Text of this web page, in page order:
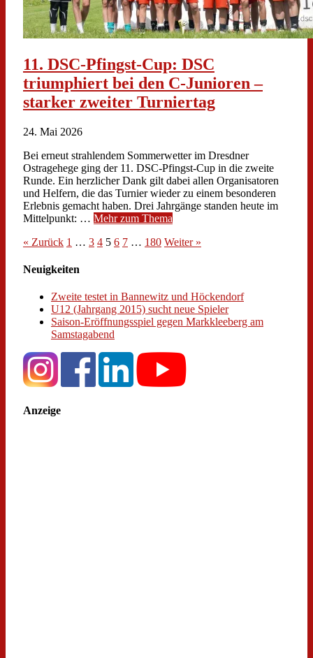
11. DSC-Pfingst-Cup: DSC
triumphiert bei den C-Junioren –
starker zweiter Turniertag
24. Mai 2026
Bei erneut strahlendem Sommerwetter im Dresdner
Ostragehege ging der 11. DSC-Pfingst-Cup in die zweite
Runde. Ein herzlicher Dank gilt dabei allen Organisatoren
und Helfern, die das Turnier wieder zu einem besonderen
Erlebnis gemacht haben. Drei Jahrgänge standen heute im
Mittelpunkt: … Mehr zum Thema
« Zurück 1 … 3 4 5 6 7 … 180 Weiter »
Neuigkeiten
Zweite testet in Bannewitz und Höckendorf
U12 (Jahrgang 2015) sucht neue Spieler
Saison-Eröffnungsspiel gegen Markkleeberg am
Samstagabend
Anzeige